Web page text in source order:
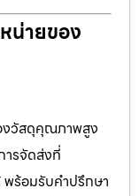
น่ายของ
องวัสดุคุณภาพสูง
ารจัดส่งที่
พร้อมรับคำปรึกษา